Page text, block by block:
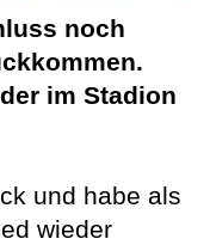
noch
im Stadion
und habe als
wieder